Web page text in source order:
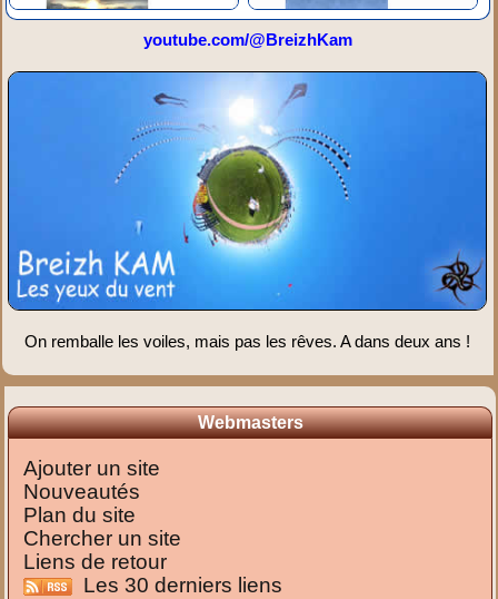
youtube.com/@BreizhKam
On remballe les voiles, mais pas les rêves. A dans deux ans !
Webmasters
Ajouter un site
Nouveautés
Plan du site
Chercher un site
Liens de retour
Les 30 derniers liens